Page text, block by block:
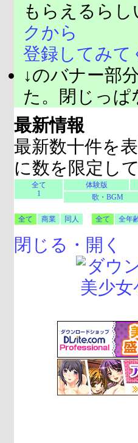
もらえるらし
クから
登録してみて
↓のバナー部
た。閉じっ
最新情報
最新数十件を
に数を限定し
全て
1
体験版
歌・BGM
全て
商業 同人 全て 全年
閉じる・開く